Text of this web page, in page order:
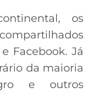
os
Facebook. Já
da maioria
e outros